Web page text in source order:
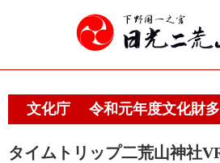
文化庁 令和元年度文化財多
タイムトリップ二荒山神社